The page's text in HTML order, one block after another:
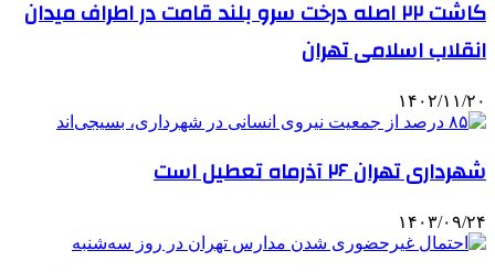
کاشت ۲۲ اصله درخت سرو بلند قامت در اطراف میدان
انقلاب اسلامی تهران
۱۴۰۲/۱۱/۲۰
شهرداری تهران ۲۶ آذرماه تعطیل است
۱۴۰۳/۰۹/۲۴